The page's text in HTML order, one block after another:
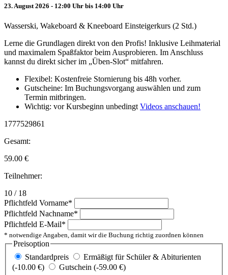
23. August 2026 - 12:00 Uhr bis 14:00 Uhr
Wasserski, Wakeboard & Kneeboard Einsteigerkurs (2 Std.)
Lerne die Grundlagen direkt von den Profis! Inklusive Leihmaterial
und maximalem Spaßfaktor beim Ausprobieren. Im Anschluss
kannst du direkt sicher im „Üben-Slot“ mitfahren.
Flexibel: Kostenfreie Stornierung bis 48h vorher.
Gutscheine: Im Buchungsvorgang auswählen und zum
Termin mitbringen.
Wichtig: vor Kursbeginn unbedingt Videos anschauen!
1777529861
Gesamt:
59.00 €
Teilnehmer:
10 / 18
Pflichtfeld Vorname*
Pflichtfeld Nachname*
Pflichtfeld E-Mail*
* notwendige Angaben, damit wir die Buchung richtig zuordnen können
Preisoption
Standardpreis
Ermäßigt für Schüler & Abiturienten
(-10.00 €)
Gutschein (-59.00 €)